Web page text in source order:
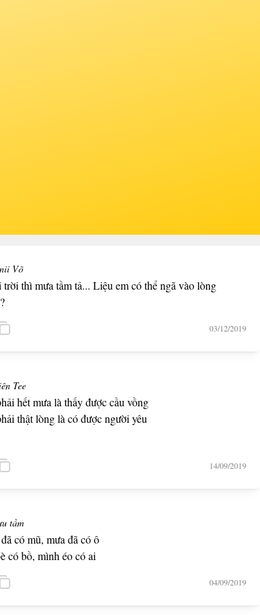
Võ
trời thì mưa tầm tả... Liệu em có thể ngã vào lòng
03/12/2019
Tee
hết mưa là thấy được cầu vồng
thật lòng là có được người yêu
14/09/2019
tầm
có mũ, mưa đã có ô
có bồ, mình éo có ai
04/09/2019